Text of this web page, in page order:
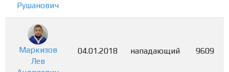
Рушанович
Маркизов
Лев
04.01.2018 нападающий 9609